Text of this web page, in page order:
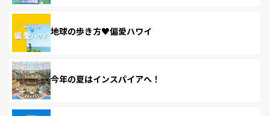
地球の歩き方♥偏愛ハワイ
今年の夏はインスパイアへ！